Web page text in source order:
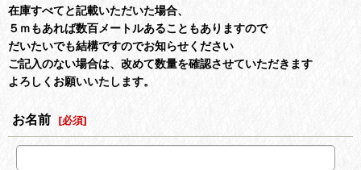
在庫すべてと記載いただいた場合、
５ｍもあれば数百メートルあることもありますので
だいたいでも結構ですのでお知らせください
ご記入のない場合は、改めて数量を確認させていただきます
よろしくお願いいたします。
お名前 [必須]